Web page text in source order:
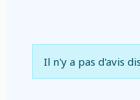
Il n'y a pas d'avis